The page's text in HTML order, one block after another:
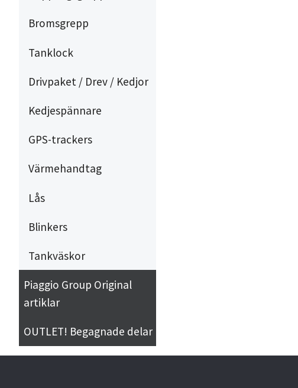
Bromsgrepp
Tanklock
Drivpaket / Drev / Kedjor
Kedjespännare
GPS-trackers
Värmehandtag
Lås
Blinkers
Tankväskor
Piaggio Group Original
artiklar
OUTLET! Begagnade delar